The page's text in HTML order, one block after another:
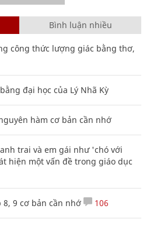
Bình luận nhiều
công thức lượng giác bằng thơ,
đại học của Lý Nhã Kỳ
hàm cơ bản cần nhớ
trai và em gái như 'chó với
hiện một vấn đề trong giáo dục
8, 9 cơ bản cần nhớ 106